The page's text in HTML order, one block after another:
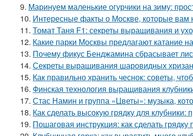
9. Маринуем маленькие огурчики на зиму:
10. Интересные факты о Москве, которые вам
11. Томат Таня F1: секреты выращивания и
12. Какие парки Москвы предлагают катание
13. Почему фикус Бенджамина сбрасывает
14. Секреты выращивания шаровидных
15. Как правильно хранить чеснок: советы,
16. Финская технология выращивания
17. Стас Намин и группа «Цветы»: музыка,
18. Как сделать высокую грядку для
19. Пошаговая инструкция: как сделать